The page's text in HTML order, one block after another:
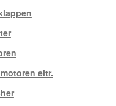
eltr.